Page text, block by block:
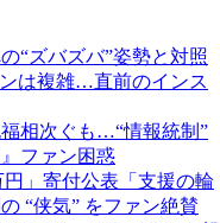
“ズバズバ”姿勢と対照
は複雑…直前のインス
相次ぐも…“情報統制”
ファン困惑
」寄付公表「支援の輪
“侠気” をファン絶賛